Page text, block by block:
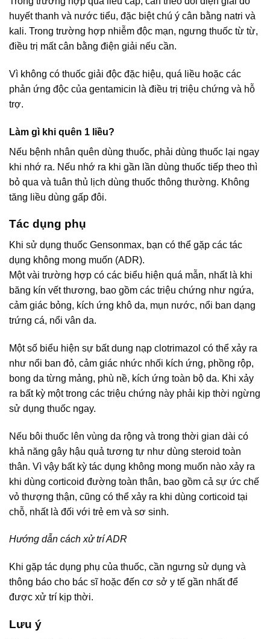
huyết thanh và nước tiểu, đặc biệt chú ý cân bằng natri và
kali. Trong trường hợp nhiễm độc mạn, ngưng thuốc từ từ,
điều trị mất cân bằng điện giải nếu cần.
Vì không có thuốc giải độc đặc hiệu, quá liều hoặc các
phản ứng độc của gentamicin là điều trị triệu chứng và hỗ
trợ.
Làm gì khi quên 1 liều?
Nếu bệnh nhân quên dùng thuốc, phải dùng thuốc lại ngay
khi nhớ ra. Nếu nhớ ra khi gần lần dùng thuốc tiếp theo thì
bỏ qua và tuân thủ lịch dùng thuốc thông thường. Không
tăng liều dùng gấp đôi.
Tác dụng phụ
Khi sử dụng thuốc Gensonmax, bạn có thể gặp các tác
dụng không mong muốn (ADR).
Một vài trường hợp có các biểu hiện quá mẫn, nhất là khi
băng kín vết thương, bao gồm các triệu chứng như ngứa,
cảm giác bỏng, kích ứng khô da, mụn nước, nổi ban dạng
trứng cá, nổi vân da.
Một số biểu hiện sự bất dung nạp clotrimazol có thể xảy ra
như nổi ban đỏ, cảm giác nhức nhối kích ứng, phồng rộp,
bong da từng mảng, phù nề, kích ứng toàn bộ da. Khi xảy
ra bất kỳ một trong các triệu chứng này phải kịp thời ngừng
sử dụng thuốc ngay.
Nếu bôi thuốc lên vùng da rộng và trong thời gian dài có
khả năng gây hậu quả tương tự như dùng steroid toàn
thân. Vì vậy bất kỳ tác dụng không mong muốn nào xảy ra
khi dùng corticoid đường toàn thân, bao gồm cả sự ức chế
vỏ thượng thận, cũng có thể xảy ra khi dùng corticoid tại
chỗ, nhất là đối với trẻ em và sơ sinh.
Hướng dẫn cách xử trí ADR
Khi gặp tác dụng phụ của thuốc, cần ngưng sử dụng và
thông báo cho bác sĩ hoặc đến cơ sở y tế gần nhất để
được xử trí kịp thời.
Lưu ý